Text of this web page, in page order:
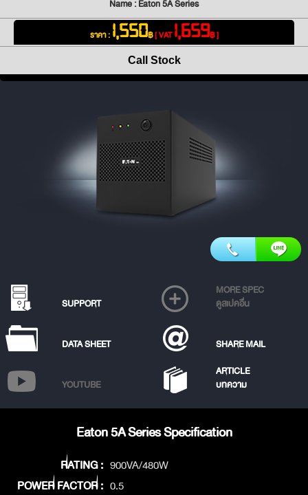
Name : Eaton 5A Series
ราคา : 1,550฿[ VAT1,659฿ ]
Call Stock
SUPPORT
MORE SPEC
ดูสเปคอื่น
DATA SHEET SHARE MAIL
YOUTUBE
ARTICLE
บทความ
Eaton 5A Series Specification
RATING : 900VA/480W
POWER FACTOR : 0.5